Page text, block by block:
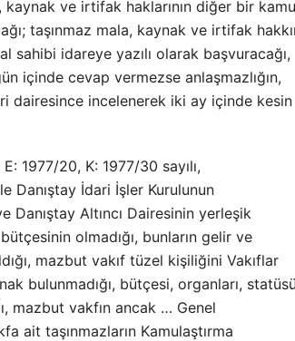
kaynak ve irtifak haklarının diğer bir kamu
taşınmaz mala, kaynak ve irtifak
idareye yazılı olarak başvuracağı,
içinde cevap vermezse anlaşmazlığın,
dairesince incelenerek iki ay içinde kesin
1977/20, K: 1977/30 sayılı,
Danıştay İdari İşler Kurulunun
Danıştay Altıncı Dairesinin yerleşik
olmadığı, bunların gelir ve
mazbut vakıf tüzel kişiliğini Vakıflar
bulunmadığı, bütçesi, organları, statüsü
mazbut vakfın ancak … Genel
ait taşınmazların Kamulaştırma